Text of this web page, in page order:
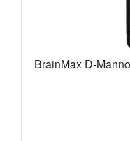
BrainMax D-